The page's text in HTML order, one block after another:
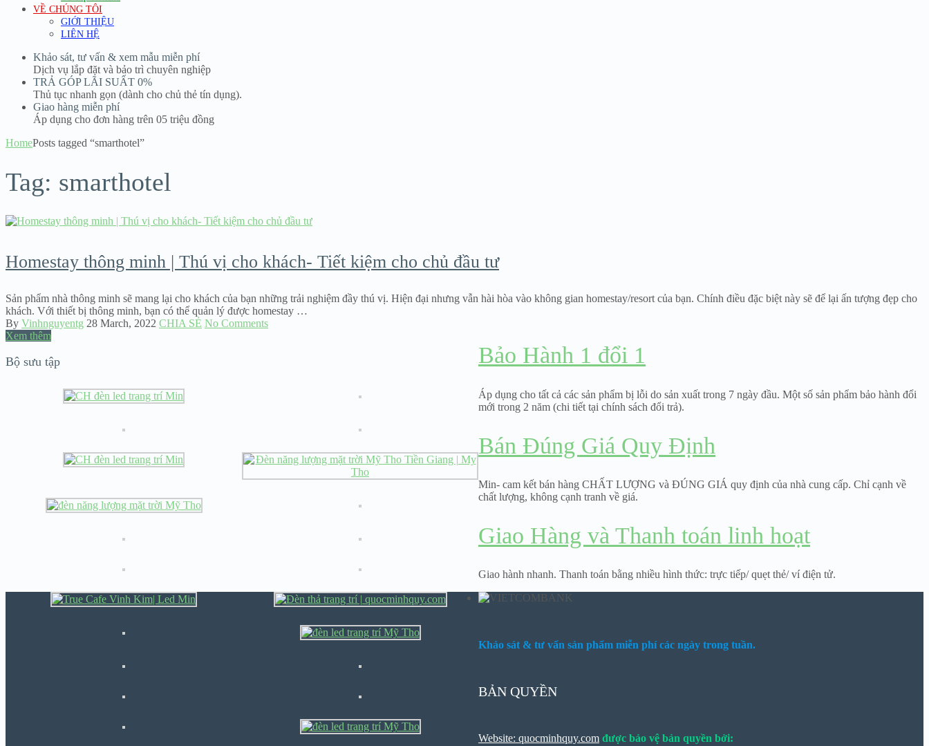
VỀ CHÚNG TÔI
GIỚI THIỆU
LIÊN HỆ
Khảo sát, tư vấn & xem mẫu miễn phí
Dịch vụ lắp đặt và bảo trì chuyên nghiệp
TRẢ GÓP LÃI SUẤT 0%
Thủ tục nhanh gọn (dành cho chủ thẻ tín dụng).
Giao hàng miễn phí
Áp dụng cho đơn hàng trên 05 triệu đồng
HomePosts tagged “smarthotel”
Tag: smarthotel
Homestay thông minh | Thú vị cho khách- Tiết kiệm cho chủ đầu tư
Sản phẩm nhà thông minh sẽ mang lại cho khách của bạn những trải nghiệm đầy thú vị. Hiện đại nhưng vẫn hài hòa vào không gian homestay/resort của bạn. Chính điều đặc biệt này sẽ để lại ấn tượng đẹp cho
khách. Với thiết bị thông minh, bạn có thể quản lý được homestay …
By Vinhnguyentg 28 March, 2022 CHIA SẺ No Comments
Xem thêm
Bộ sưu tập Bảo Hành 1 đổi 1
Áp dụng cho tất cả các sản phẩm bị lỗi do sản xuất trong 7 ngày đầu. Một số sản phẩm bảo hành đổi
mới trong 2 năm (chi tiết tại chính sách đổi trả).
Bán Đúng Giá Quy Định
Min- cam kết bán hàng CHẤT LƯỢNG và ĐÚNG GIÁ quy định của nhà cung cấp. Chỉ cạnh về
chất lượng, không cạnh tranh về giá.
Giao Hàng và Thanh toán linh hoạt
Giao hành nhanh. Thanh toán bằng nhiều hình thức: trực tiếp/ quẹt thẻ/ ví điện tử.
Khảo sát & tư vấn sản phẩm miễn phí các ngày trong tuần.
BẢN QUYỀN
Website: quocminhquy.com được bảo vệ bản quyền bởi: